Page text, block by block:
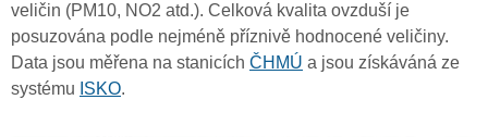
veličin (PM10, NO2 atd.). Celková kvalita ovzduší je
posuzována podle nejméně příznivě hodnocené veličiny.
Data jsou měřena na stanicích ČHMÚ a jsou získáváná ze
systému ISKO.